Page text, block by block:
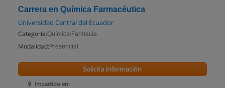
Carrera en Química Farmacéutica
Universidad Central del Ecuador
Categoría:Química/Farmacia
Modalidad: Presencial
Impartido en:
Solicita información